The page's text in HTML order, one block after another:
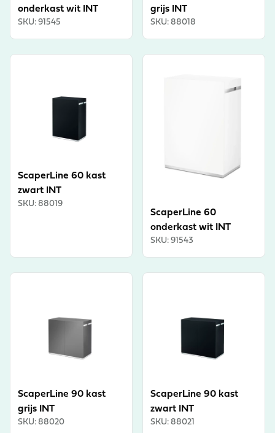
onderkast wit INT
SKU: 91545
grijs INT
SKU: 88018
ScaperLine 60 kast
zwart INT
SKU: 88019
ScaperLine 60
onderkast wit INT
SKU: 91543
ScaperLine 90 kast
grijs INT
SKU: 88020
ScaperLine 90 kast
zwart INT
SKU: 88021